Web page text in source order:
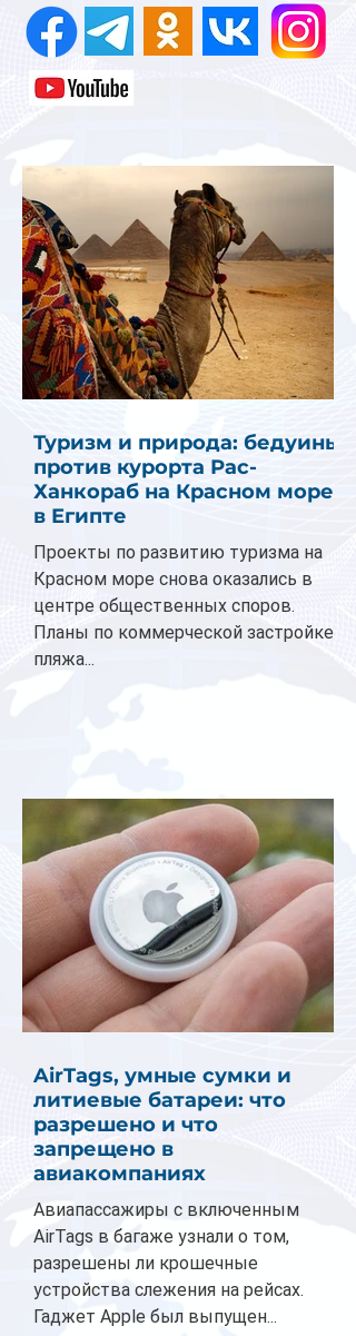
Туризм и природа: бедуины
против курорта Рас-
Ханкораб на Красном море
в Египте
Проекты по развитию туризма на
Красном море снова оказались в
центре общественных споров.
Планы по коммерческой застройке
пляжа...
AirTags, умные сумки и
литиевые батареи: что
разрешено и что
запрещено в
авиакомпаниях
Авиапассажиры с включенным
AirTags в багаже узнали о том,
разрешены ли крошечные
устройства слежения на рейсах.
Гаджет Apple был выпущен...